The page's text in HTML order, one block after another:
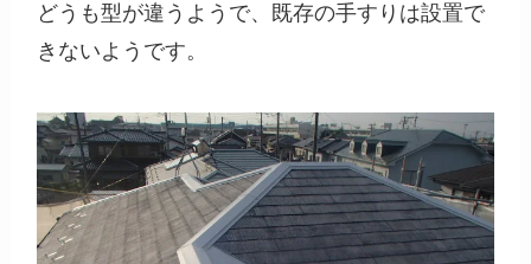
どうも型が違うようで、既存の手すりは設置で
きないようです。